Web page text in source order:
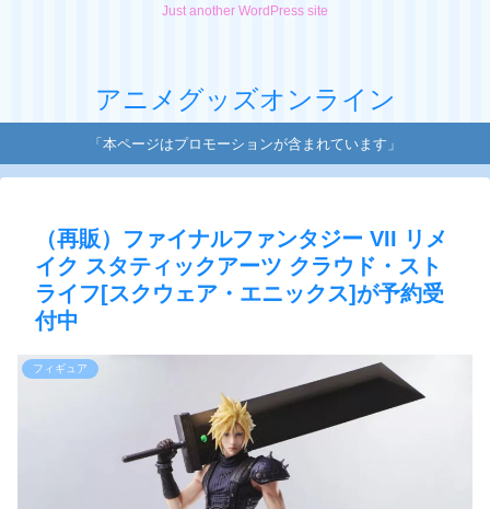
Just another WordPress site
アニメグッズオンライン
「本ページはプロモーションが含まれています」
（再販）ファイナルファンタジー VII リメ
イク スタティックアーツ クラウド・スト
ライフ[スクウェア・エニックス]が予約受
付中
フィギュア